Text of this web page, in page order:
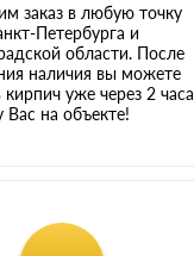
заказ в любую точку
Петербурга и
области. После
наличия вы можете
кирпич уже через 2 часа
Вас на объекте!